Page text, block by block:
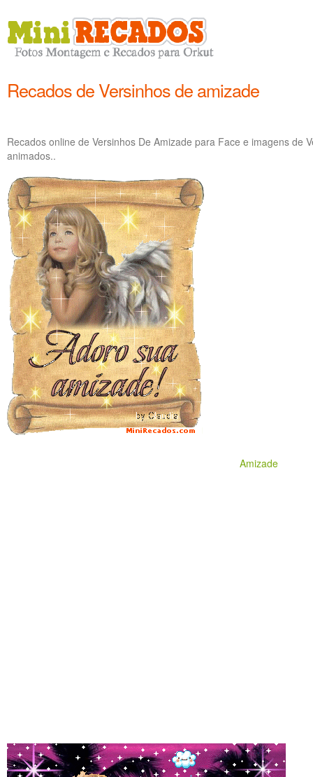
Recados de Versinhos de amizade
Recados online de Versinhos De Amizade para Face e imagens de
animados..
Amizade